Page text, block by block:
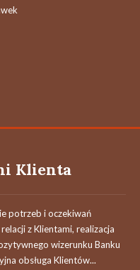
Klienta
potrzeb i oczekiwań
z Klientami, realizacja
wizerunku Banku
obsługa Klientów...